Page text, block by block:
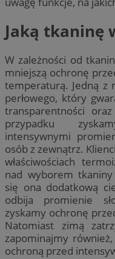
Jaką tkaninę
W zależności od
mniejszą ochronę
temperaturą. Jedną z
perłowego, który
transparentności
przypadku
intensywnymi
osób z zewnątrz.
właściwościach
nad wyborem
się ona dodatkową
odbija promienie
zyskamy ochronę
Natomiast zimą
zapominajmy
ochroną przed